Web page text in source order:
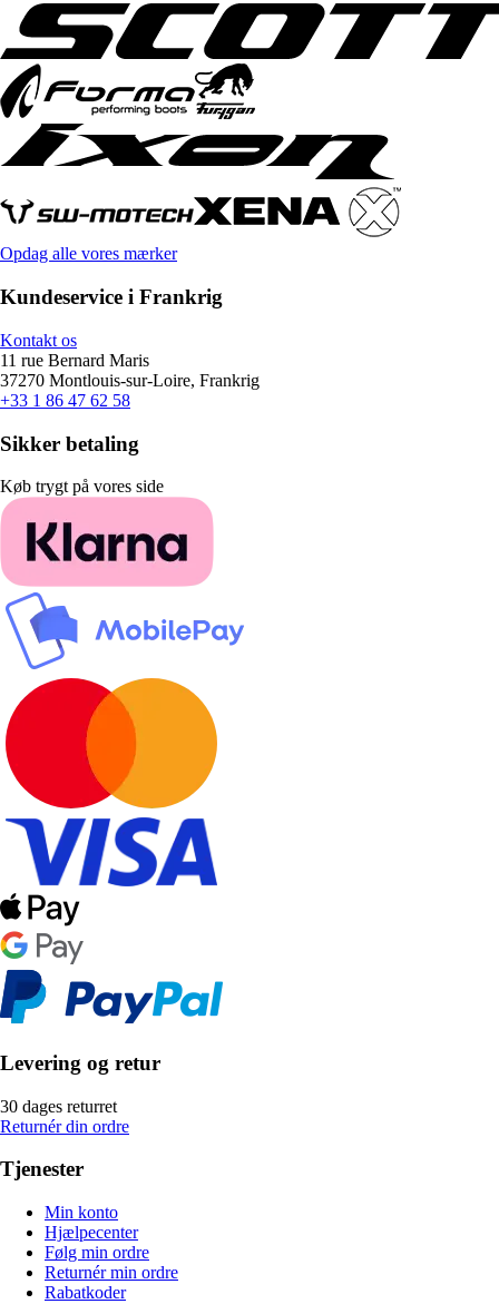
Opdag alle vores mærker
Kundeservice i Frankrig
Kontakt os
11 rue Bernard Maris
37270 Montlouis-sur-Loire, Frankrig
+33 1 86 47 62 58
Sikker betaling
Køb trygt på vores side
Levering og retur
30 dages returret
Returnér din ordre
Tjenester
Min konto
Hjælpecenter
Følg min ordre
Returnér min ordre
Rabatkoder